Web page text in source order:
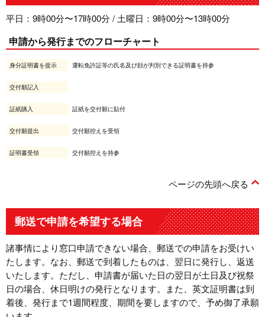
平日：9時00分〜17時00分 / 土曜日：9時00分〜13時00分
申請から発行までのフローチャート
身分証明書を提示 運転免許証等の氏名及び顔が判別できる証明書を持参
交付願記入
証紙購入 証紙を交付願に貼付
交付願提出 交付願控えを受領
証明書受領 交付願控えを持参
ページの先頭へ戻る
郵送で申請を希望する場合
諸事情により窓口申請できない場合、郵送での申請をお受けい
たします。なお、郵送で到着したものは、翌日に発行し、返送
いたします。ただし、申請書が届いた日の翌日が土日及び祝祭
日の場合、休日明けの発行となります。また、英文証明書は到
着後、発行まで1週間程度、期間を要しますので、予め御了承願